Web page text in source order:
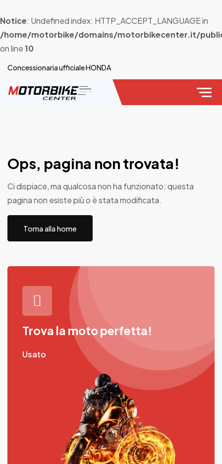
Notice: Undefined index: HTTP_ACCEPT_LANGUAGE in
/home/motorbike/domains/motorbikecenter.it/
on line10
Concessionaria ufficiale HONDA
Ops, pagina non trovata!
Ci dispiace, ma qualcosa non ha funzionato; questa
pagina non esiste più o è stata modificata.
Torna alla home
Trova la moto perfetta!
Usato